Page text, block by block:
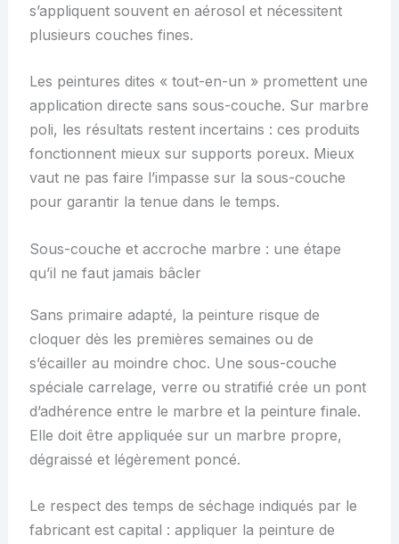
s’appliquent souvent en aérosol et nécessitent
plusieurs couches fines.
Les peintures dites « tout-en-un » promettent une
application directe sans sous-couche. Sur marbre
poli, les résultats restent incertains : ces produits
fonctionnent mieux sur supports poreux. Mieux
vaut ne pas faire l’impasse sur la sous-couche
pour garantir la tenue dans le temps.
Sous-couche et accroche marbre : une étape
qu’il ne faut jamais bâcler
Sans primaire adapté, la peinture risque de
cloquer dès les premières semaines ou de
s’écailler au moindre choc. Une sous-couche
spéciale carrelage, verre ou stratifié crée un pont
d’adhérence entre le marbre et la peinture finale.
Elle doit être appliquée sur un marbre propre,
dégraissé et légèrement poncé.
Le respect des temps de séchage indiqués par le
fabricant est capital : appliquer la peinture de